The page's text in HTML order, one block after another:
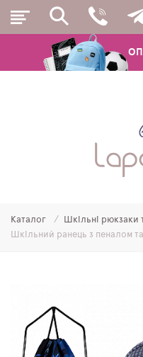
ШКІЛЬНІ РЮКЗАКИ ТА
МОЛОДІЖНІ РЮКЗАКИ
ПЛЯШКИ ДЛЯ ВОДИ
Каталог
Шкільні рюкзаки
Шкільний ранець з пеналом